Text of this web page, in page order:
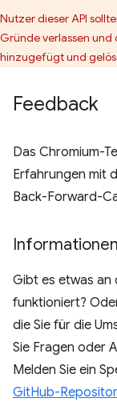
Nutzer dieser API
Gründe verlassen
hinzugefügt und
Feedback
Das Chromium-
Erfahrungen mit
Back-Forward-
Gibt es etwas an
funktioniert?
die Sie für die
Sie Fragen oder
Melden Sie ein
GitHub-